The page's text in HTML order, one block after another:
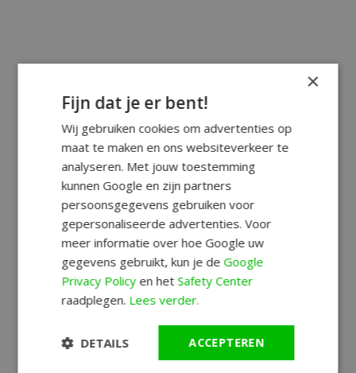
×
Fijn dat je er bent!
Wij gebruiken cookies om advertenties op
maat te maken en ons websiteverkeer te
analyseren. Met jouw toestemming
kunnen Google en zijn partners
persoonsgegevens gebruiken voor
gepersonaliseerde advertenties. Voor
meer informatie over hoe Google uw
gegevens gebruikt, kun je deGoogle
Privacy Policyen hetSafety Center
raadplegen. Lees verder.
ACCEPTEREN
DETAILS